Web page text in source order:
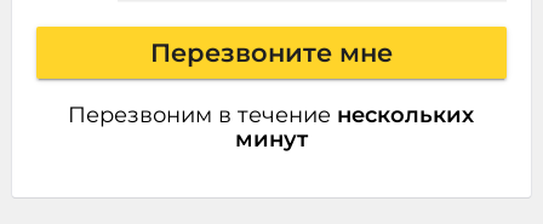
Перезвоните мне
Перезвоним в течение нескольких
минут